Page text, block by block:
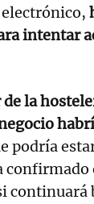
intentar
la
podría
continuará